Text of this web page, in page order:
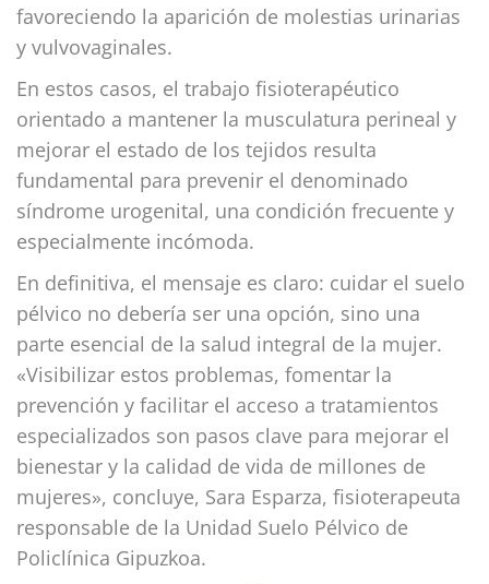
favoreciendo la aparición de molestias urinarias
y vulvovaginales.
En estos casos, el trabajo fisioterapéutico
orientado a mantener la musculatura perineal y
mejorar el estado de los tejidos resulta
fundamental para prevenir el denominado
síndrome urogenital, una condición frecuente y
especialmente incómoda.
En definitiva, el mensaje es claro: cuidar el suelo
pélvico no debería ser una opción, sino una
parte esencial de la salud integral de la mujer.
«Visibilizar estos problemas, fomentar la
prevención y facilitar el acceso a tratamientos
especializados son pasos clave para mejorar el
bienestar y la calidad de vida de millones de
mujeres», concluye, Sara Esparza, fisioterapeuta
responsable de la Unidad Suelo Pélvico de
Policlínica Gipuzkoa.